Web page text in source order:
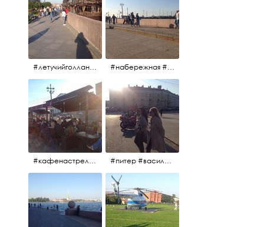
#летучийголландец #набережнаяневы #набережная #людигуляют #биржевоймост
#кафенастрелкевасильевскогоострова #байкеры #питер #васильевскийостров #байкеры #иностранцы